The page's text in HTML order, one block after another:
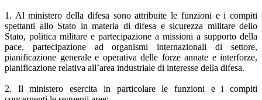
1. Al ministero della difesa sono attribuite le funzioni e i compiti
spettanti allo Stato in materia di difesa e sicurezza militare dello
Stato, politica militare e partecipazione a missioni a supporto della
pace, partecipazione ad organismi internazionali di settore,
pianificazione generale e operativa delle forze annate e interforze,
pianificazione relativa all’area industriale di interesse della difesa.
2. Il ministero esercita in particolare le funzioni e i compiti